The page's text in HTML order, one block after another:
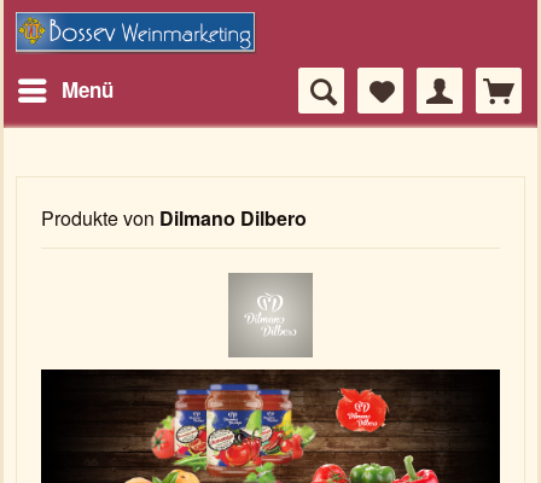
Menü
Produkte von Dilmano Dilbero